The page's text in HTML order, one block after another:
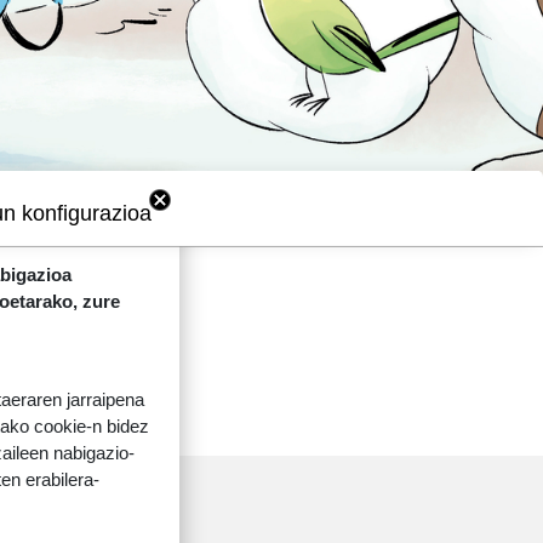
konfigurazioa
zure
jarraipena
cookie-n bidez
nabigazio-
erabilera-